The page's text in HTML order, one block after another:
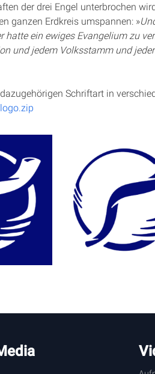
der drei Engel unterbrochen
ganzen Erdkreis umspannen: »
hatte ein ewiges Evangelium zu
und jedem Volksstamm und
Schriftart in